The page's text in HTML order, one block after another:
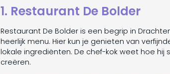
1. Restaurant De Bolder
Restaurant De Bolder is een begrip in
heerlijk menu. Hier kun je genieten van
lokale ingrediënten. De chef-kok weet hoe
creëren.